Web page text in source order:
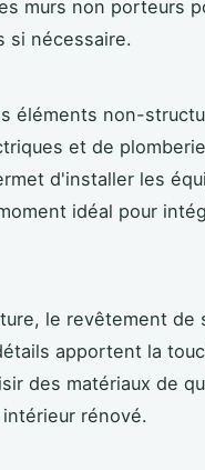
murs non porteurs
si nécessaire.
éléments non-
et de
d'installer les
idéal pour
le revêtement de
apportent la
des matériaux de
rénové.